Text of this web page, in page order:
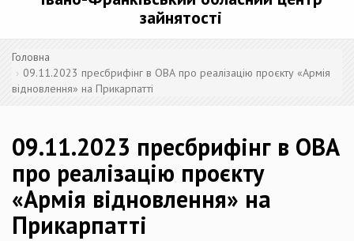
зайнятості
Головна
09.11.2023 пресбрифінг в ОВА про реалізацію проєкту «Армія
відновлення» на Прикарпатті
09.11.2023 пресбрифінг в ОВА
про реалізацію проєкту
«Армія відновлення» на
Прикарпатті